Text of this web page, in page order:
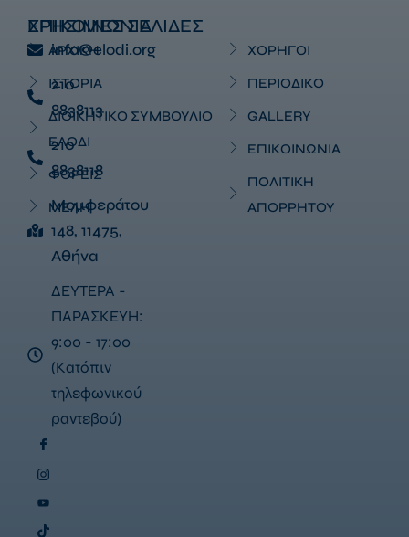
ΕΠΙΚΟΙΝΩΝΙΑ
info@elodi.org
210
8838113
210
8838118
Μομφεράτου
148, 11475,
Αθήνα
ΔΕΥΤΕΡΑ -
ΠΑΡΑΣΚΕΥΗ:
9:00 - 17:00
(Κατόπιν
τηλεφωνικού
ραντεβού)
ΧΡΗΣΙΜΕΣ ΣΕΛΙΔΕΣ
ΑΡΧΙΚΗ
ΙΣΤΟΡΙΑ
ΔΙΟΙΚΗΤΙΚΟ ΣΥΜΒΟΥΛΙΟ
ΕΛΟΔΙ
ΦΟΡΕΙΣ
ΜΕΛΗ
ΧΟΡΗΓΟΙ
ΠΕΡΙΟΔΙΚΟ
GALLERY
ΕΠΙΚΟΙΝΩΝΙΑ
ΠΟΛΙΤΙΚΗ
ΑΠΟΡΡΗΤΟΥ